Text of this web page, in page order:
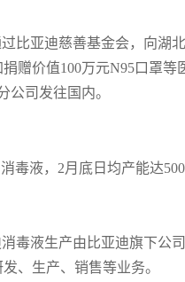
比亚迪慈善基金会，向湖
赠价值100万元N95口罩
公司发往国内。
毒液生产由比亚迪旗下公
、生产、销售等业务。